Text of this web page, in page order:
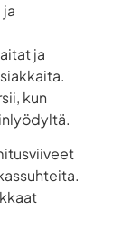
ja
kun